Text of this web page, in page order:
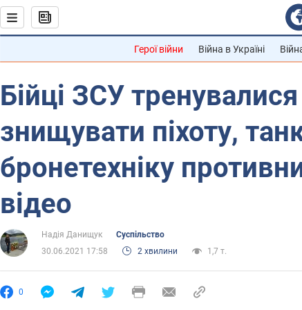
Герої війни Війна в Україні
Бійці ЗСУ тренувалися
знищувати піхоту,
бронетехніку
відео
Надія Данищук
Суспільство
30.06.2021 17:58
2 хвилини 1,7 т.
0